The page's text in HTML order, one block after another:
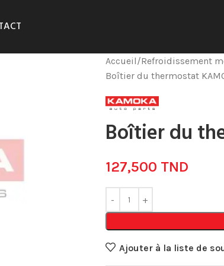
Accueil Refroidissement
Boîtier du thermostat
Boîtier du
127,500 TND
Ajouter à la liste de